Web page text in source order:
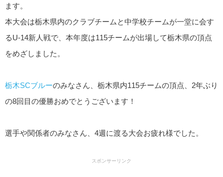
ます。
本大会は栃木県内のクラブチームと中学校チームが一堂に会す
るU-14新人戦で、本年度は115チームが出場して栃木県の頂点
をめざしました。
栃木SCブルーのみなさん、栃木県内115チームの頂点、2年ぶり
の8回目の優勝おめでとうございます！
選手や関係者のみなさん、4週に渡る大会お疲れ様でした。
スポンサーリンク